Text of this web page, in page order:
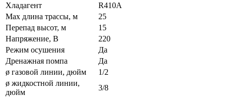
Хладагент
R410A
Max длина трассы, м
25
Перепад высот, м
15
Напряжение, В
220
Режим осушения
Да
Дренажная помпа
Да
ø газовой линии, дюйм
1/2
ø жидкостной линии,
дюйм
3/8